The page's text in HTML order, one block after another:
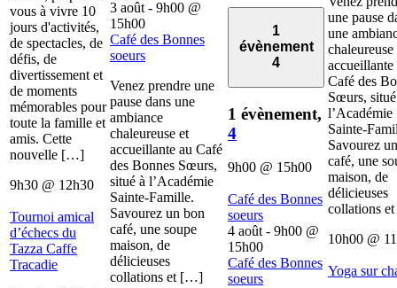
vous à vivre 10
jours d'activités,
de spectacles, de
défis, de
divertissement et
de moments
mémorables pour
toute la famille et
amis. Cette
nouvelle […]
9h30 @ 12h30
Tournoi amical
d’échecs du
Tazza Caffe
Tracadie
3 août - 9h00 @
15h00
Café des Bonnes
soeurs
Venez prendre une
pause dans une
ambiance
chaleureuse et
accueillante au Café
des Bonnes Sœurs,
situé à l’Académie
Sainte-Famille.
Savourez un bon
café, une soupe
maison, de
délicieuses
collations et […]
1
évènement
4
1 évènement,
4
9h00 @ 15h00
Café des Bonnes
soeurs
4 août - 9h00 @
15h00
Café des Bonnes
soeurs
une pause
une
chaleureuse
accueillante
Café des
Sœurs,
l’Académie
Sainte-
Savourez
café, une
maison, de
délicieuses
collations
10h00 @
Yoga sur